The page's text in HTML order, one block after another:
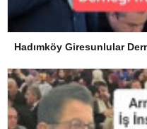
Hadımköy Giresunlular